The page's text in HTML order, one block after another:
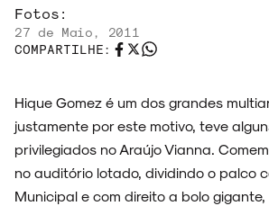
FAIXA A FAIXA
Fotos:
27 de Maio, 2011
COMPARTILHE:
Hique Gomez é um dos grandes
justamente por este motivo, teve
privilegiados no Araújo Vianna.
no auditório lotado, dividindo o palco
Municipal e com direito a bolo gigante,